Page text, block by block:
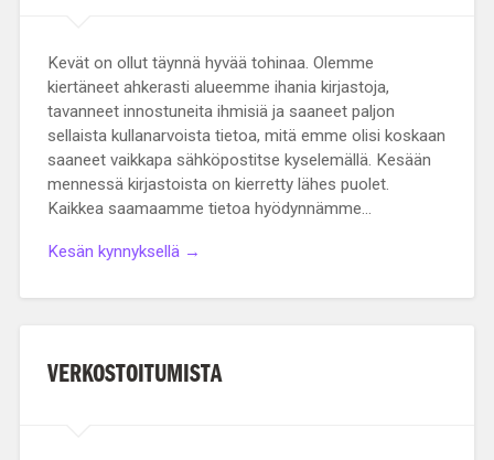
Kevät on ollut täynnä hyvää tohinaa. Olemme
kiertäneet ahkerasti alueemme ihania kirjastoja,
tavanneet innostuneita ihmisiä ja saaneet paljon
sellaista kullanarvoista tietoa, mitä emme olisi koskaan
saaneet vaikkapa sähköpostitse kyselemällä. Kesään
mennessä kirjastoista on kierretty lähes puolet.
Kaikkea saamaamme tietoa hyödynnämme…
Kesän kynnyksellä →
VERKOSTOITUMISTA